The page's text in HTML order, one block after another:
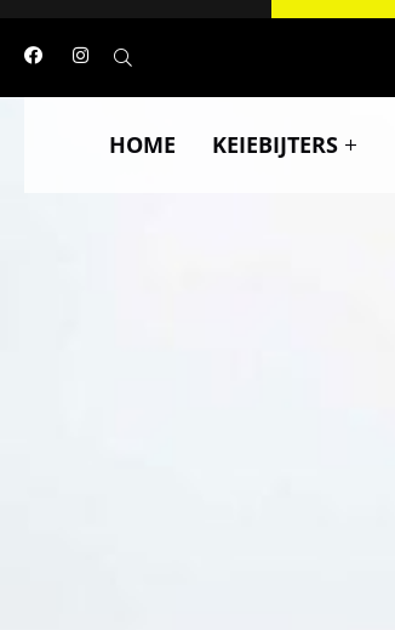
HOME KEIEBIJTERS